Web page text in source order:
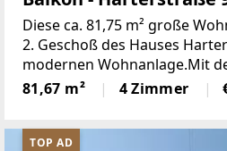
Diese ca. 81,75 m² große
2. Geschoß des Hauses
modernen Wohnanlage.Mit
Wohnküche und den
Wohnung ein perfektes
und Familien. Das
81,67 m² 4 Zimmer
TOP AD